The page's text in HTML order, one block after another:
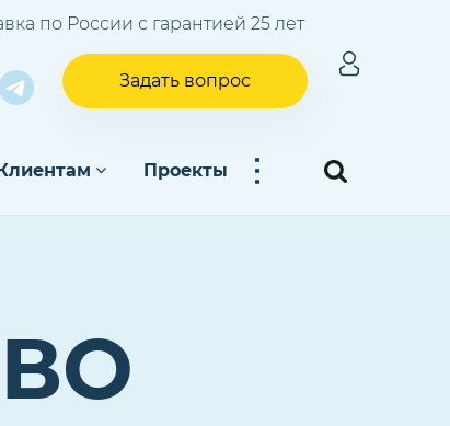
по России с гарантией 25 лет
Задать вопрос
Клиентам Проекты ...